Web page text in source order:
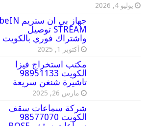
يوليو 4, 2026
جهاز بي ان ستريم beIN
STREAM توصيل
واشتراك فوري بالكويت
أكتوبر 1, 2025
مكتب استخراج فيزا
الكويت 98951133
تاشيرة شنغن سريعة
مارس 26, 2025
شركة سماعات سقف
الكويت 98577070